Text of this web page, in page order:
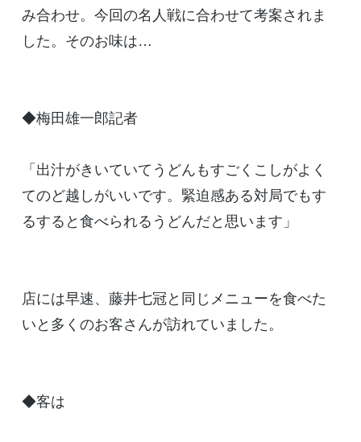
み合わせ。今回の名人戦に合わせて考案されま
した。そのお味は…
◆梅田雄一郎記者
「出汁がきいていてうどんもすごくこしがよく
てのど越しがいいです。緊迫感ある対局でもす
るすると食べられるうどんだと思います」
店には早速、藤井七冠と同じメニューを食べた
いと多くのお客さんが訪れていました。
◆客は